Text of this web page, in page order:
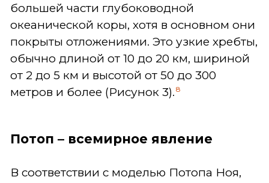
большей части глубоководной
океанической коры, хотя в основном они
покрыты отложениями. Это узкие хребты,
обычно длиной от 10 до 20 км, шириной
от 2 до 5 км и высотой от 50 до 300
метров и более (Рисунок 3). 8
Потоп – всемирное явление
В соответствии с моделью Потопа Ноя,